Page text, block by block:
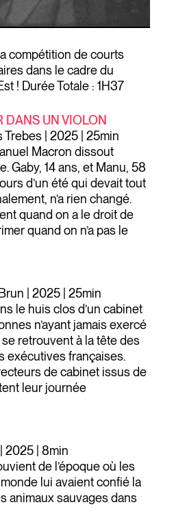
compétition de courts
dans le cadre du
! Durée Totale : 1H37
DANS UN VIOLON
| 2025 | 25min
Macron dissout
Gaby, 14 ans, et Manu, 58
d’un été qui devait tout
n’a rien changé.
quand on a le droit de
quand on n’a pas le
| 2025 | 25min
le huis clos d’un cabinet
n’ayant jamais exercé
retrouvent à la tête des
exécutives françaises.
de cabinet issus de
leur journée
2025 | 8min
de l’époque où les
lui avaient confié la
animaux sauvages dans